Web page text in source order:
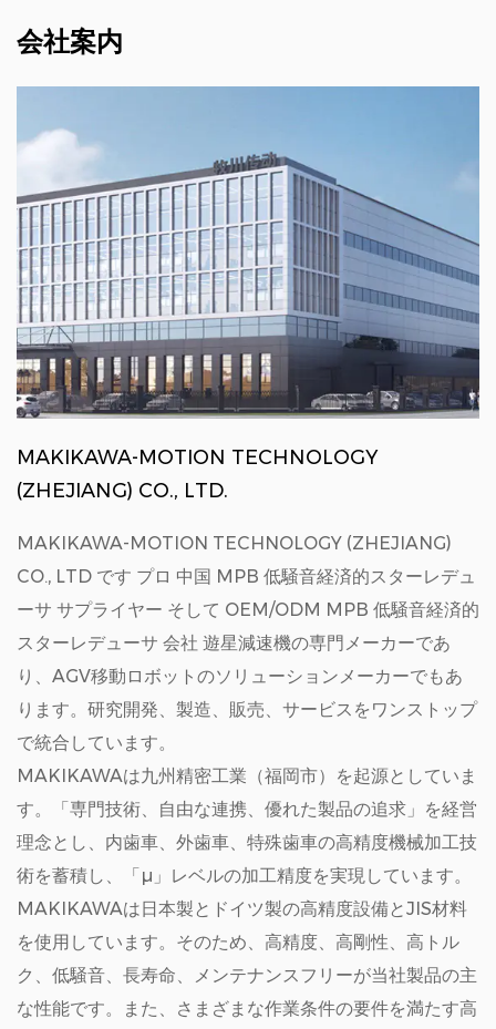
会社案内
MAKIKAWA-MOTION TECHNOLOGY
(ZHEJIANG) CO., LTD.
MAKIKAWA-MOTION TECHNOLOGY (ZHEJIANG)
CO., LTD です プロ 中国 MPB 低騒音経済的スターレデュ
ーサ サプライヤー そして OEM/ODM MPB 低騒音経済的
スターレデューサ 会社 遊星減速機の専門メーカーであ
り、AGV移動ロボットのソリューションメーカーでもあ
ります。研究開発、製造、販売、サービスをワンストップ
で統合しています。
MAKIKAWAは九州精密工業（福岡市）を起源としていま
す。「専門技術、自由な連携、優れた製品の追求」を経営
理念とし、内歯車、外歯車、特殊歯車の高精度機械加工技
術を蓄積し、「μ」レベルの加工精度を実現しています。
MAKIKAWAは日本製とドイツ製の高精度設備とJIS材料
を使用しています。そのため、高精度、高剛性、高トル
ク、低騒音、長寿命、メンテナンスフリーが当社製品の主
な性能です。また、さまざまな作業条件の要件を満たす高